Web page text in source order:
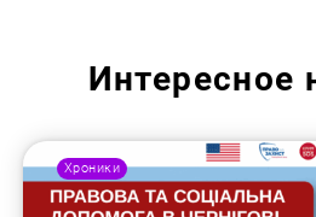
Интересное
Хроники